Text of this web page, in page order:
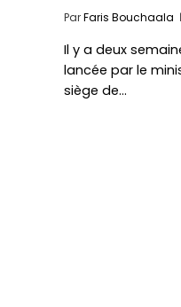
ParFaris Bouchaala
Il y a deux
lancée par le
siège de…